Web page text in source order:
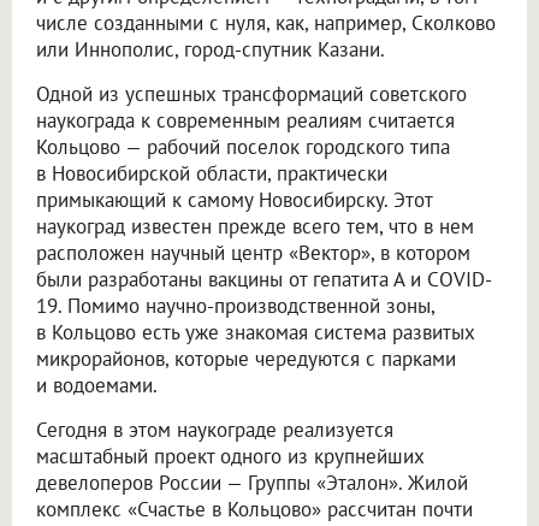
числе созданными с нуля, как, например, Сколково
или Иннополис, город-спутник Казани.
Одной из успешных трансформаций советского
наукограда к современным реалиям считается
Кольцово — рабочий поселок городского типа
в Новосибирской области, практически
примыкающий к самому Новосибирску. Этот
наукоград известен прежде всего тем, что в нем
расположен научный центр «Вектор», в котором
были разработаны вакцины от гепатита А и COVID-
19. Помимо научно-производственной зоны,
в Кольцово есть уже знакомая система развитых
микрорайонов, которые чередуются с парками
и водоемами.
Сегодня в этом наукограде реализуется
масштабный проект одного из крупнейших
девелоперов России — Группы «Эталон». Жилой
комплекс «Счастье в Кольцово» рассчитан почти